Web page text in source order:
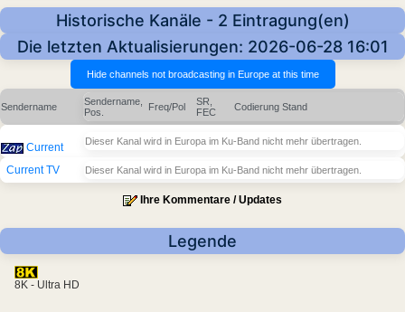
Historische Kanäle - 2 Eintragung(en)
Die letzten Aktualisierungen: 2026-06-28 16:01
Sendername
Sendername,
Pos.
Freq/Pol
SR,
FEC
Codierung Stand
Current Dieser Kanal wird in Europa im Ku-Band nicht mehr übertragen.
Current TV Dieser Kanal wird in Europa im Ku-Band nicht mehr übertragen.
Ihre Kommentare / Updates
Legende
8K - Ultra HD